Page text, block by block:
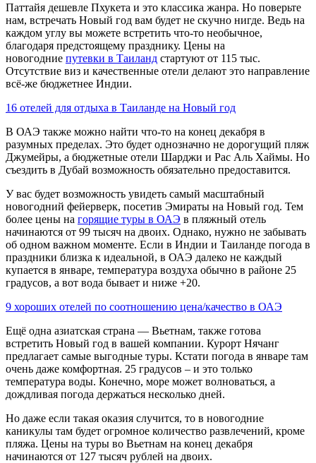
Паттайя дешевле Пхукета и это классика жанра. Но поверьте
нам, встречать Новый год вам будет не скучно нигде. Ведь на
каждом углу вы можете встретить что-то необычное,
благодаря предстоящему празднику. Цены на
новогодние путевки в Таиланд стартуют от 115 тыс.
Отсутствие виз и качественные отели делают это направление
всё-же бюджетнее Индии.
16 отелей для отдыха в Таиланде на Новый год
В ОАЭ также можно найти что-то на конец декабря в
разумных пределах. Это будет однозначно не дорогущий пляж
Джумейры, а бюджетные отели Шарджи и Рас Аль Хаймы. Но
съездить в Дубай возможность обязательно предоставится.
У вас будет возможность увидеть самый масштабный
новогодний фейерверк, посетив Эмираты на Новый год. Тем
более цены на горящие туры в ОАЭ в пляжный отель
начинаются от 99 тысяч на двоих. Однако, нужно не забывать
об одном важном моменте. Если в Индии и Таиланде погода в
праздники близка к идеальной, в ОАЭ далеко не каждый
купается в январе, температура воздуха обычно в районе 25
градусов, а вот вода бывает и ниже +20.
9 хороших отелей по соотношению цена/качество в ОАЭ
Ещё одна азиатская страна — Вьетнам, также готова
встретить Новый год в вашей компании. Курорт Нячанг
предлагает самые выгодные туры. Кстати погода в январе там
очень даже комфортная. 25 градусов – и это только
температура воды. Конечно, море может волноваться, а
дождливая погода держаться несколько дней.
Но даже если такая оказия случится, то в новогодние
каникулы там будет огромное количество развлечений, кроме
пляжа. Цены на туры во Вьетнам на конец декабря
начинаются от 127 тысяч рублей на двоих.